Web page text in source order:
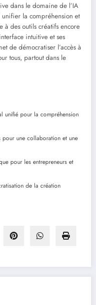
dans le domaine de l’IA
la compréhension et
à des outils créatifs encore
intuitive et ses
de démocratiser l’accès à
tous, partout dans le
unifié pour la compréhension
pour une collaboration et une
pour les entrepreneurs et
de la création